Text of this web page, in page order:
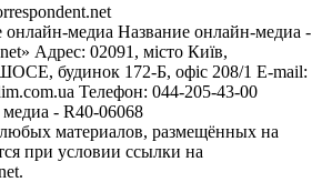
онлайн-медиа Название онлайн-медиа -
Адрес: 02091, місто Київ,
будинок 172-Б, офіс 208/1 E-mail:
Телефон: 044-205-43-00
- R40-06068
материалов, размещённых на
при условии ссылки на